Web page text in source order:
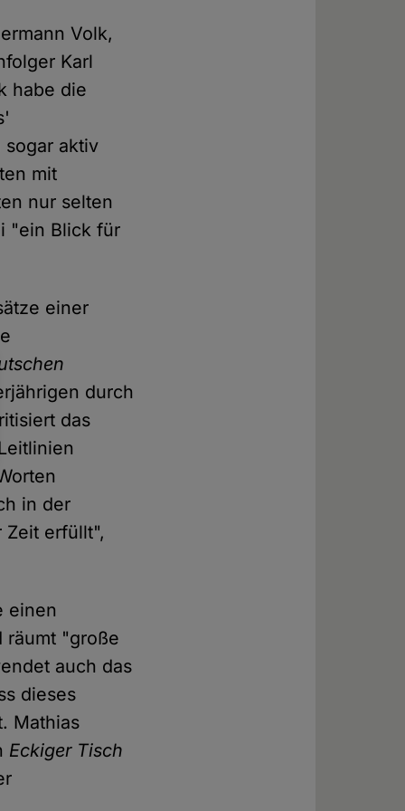
Volk,
Karl
habe die
aktiv
mit
nur selten
"ein Blick für
einer
durch
das
in der
Zeit erfüllt",
einen
räumt "große
auch das
dieses
Mathias
Eckiger Tisch